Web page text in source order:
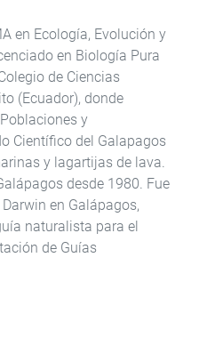
en Ecología, Evolución y
en Biología Pura
de Ciencias
(Ecuador), donde
y
Científico del Galapagos
y lagartijas de lava.
desde 1980. Fue
en Galápagos,
naturalista para el
de Guías